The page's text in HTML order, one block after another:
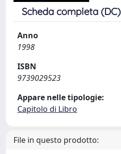
Scheda completa (DC)
Anno
1998
ISBN
9739029523
Appare nelle tipologie:
Capitolo di Libro
File in questo prodotto: